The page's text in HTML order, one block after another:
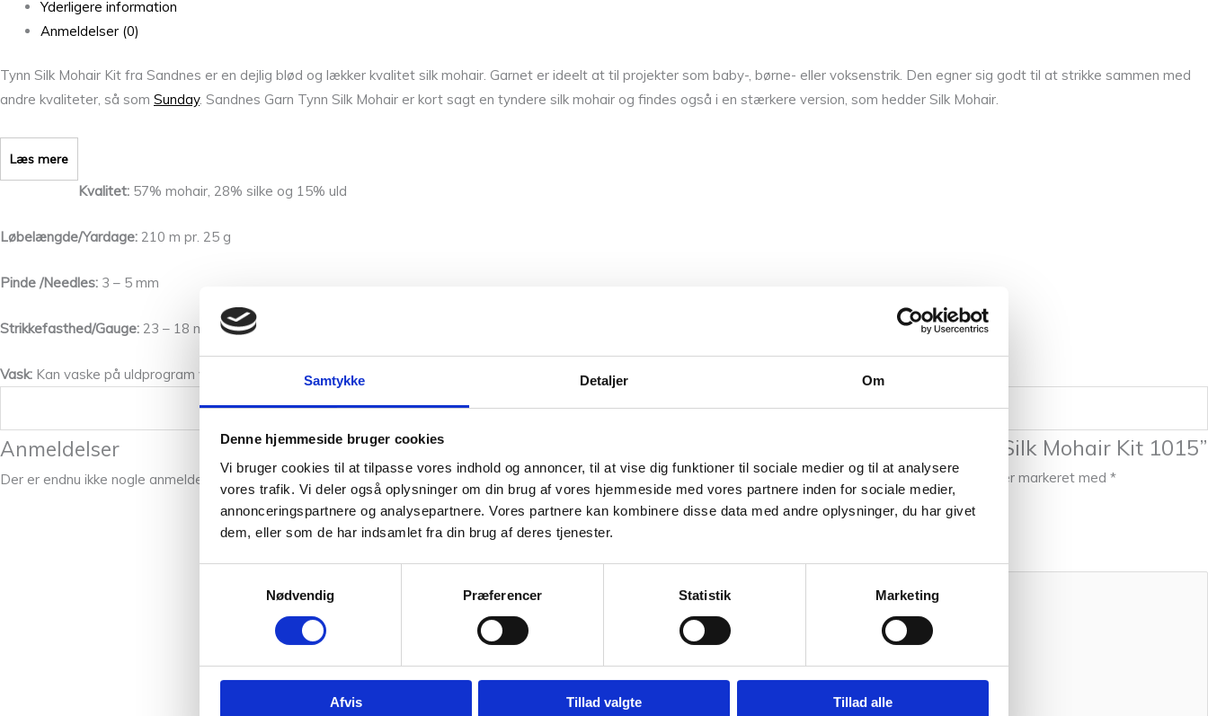
Samtykke Detaljer Om
Denne hjemmeside bruger cookies
Vi bruger cookies til at tilpasse vores indhold og annoncer, til at vise dig funktioner til sociale medier og til at analysere
vores trafik. Vi deler også oplysninger om din brug af vores hjemmeside med vores partnere inden for sociale medier,
annonceringspartnere og analysepartnere. Vores partnere kan kombinere disse data med andre oplysninger, du har givet
dem, eller som de har indsamlet fra din brug af deres tjenester.
Nødvendig
Præferencer Statistik Marketing
Afvis Tillad valgte Tillad alle
Yderligere information
Anmeldelser (0)
Tynn Silk Mohair Kit fra Sandnes er en dejlig blød og lækker kvalitet silk mohair. Garnet er ideelt at til projekter som baby-, børne- eller voksenstrik. Den egner sig godt til at strikke sammen med
andre kvaliteter, så som Sunday. Sandnes Garn Tynn Silk Mohair er kort sagt en tyndere silk mohair og findes også i en stærkere version, som hedder Silk Mohair.
Læs mere
Kvalitet: 57% mohair, 28% silke og 15% uld
Løbelængde/Yardage: 210 m pr. 25 g
Pinde /Needles: 3 – 5 mm
Strikkefasthed/Gauge: 23 – 18 masker lig med 10 cm i bredden.
Vask: Kan vaske på uldprogram ved 30 grader.
Vægt
0,025 kg
Anmeldelser
Der er endnu ikke nogle anmeldelser.
Vær den første til at anmelde “Tynn Silk Mohair Kit 1015”
Din e-mailadresse vil ikke blive publiceret. Krævede felter er markeret med *
Din anmeldelse*